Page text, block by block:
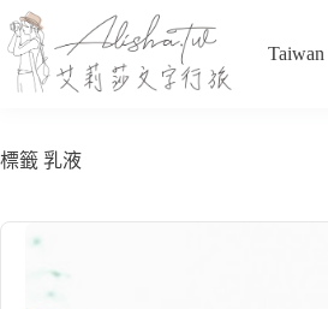
至
主
容
Taiwan
標籤 乳液